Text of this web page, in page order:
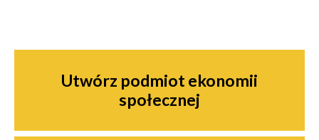
Utwórz podmiot ekonomii
społecznej